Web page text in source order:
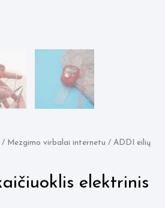
/ Mezgimo virbalai internetu / ADDI eilių
elektrinis